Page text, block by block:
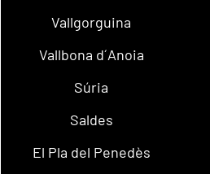
Vallgorguina
Vallbona d´Anoia
Súria
Saldes
El Pla del Penedès